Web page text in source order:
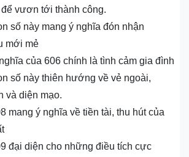
vươn tới thành công.
số này mang ý nghĩa đón nhận
mới mẻ
của 606 chính là tình cảm gia đình
số này thiên hướng về vẻ ngoài,
và diện mạo.
mang ý nghĩa về tiền tài, thu hút của
đại diện cho những điều tích cực